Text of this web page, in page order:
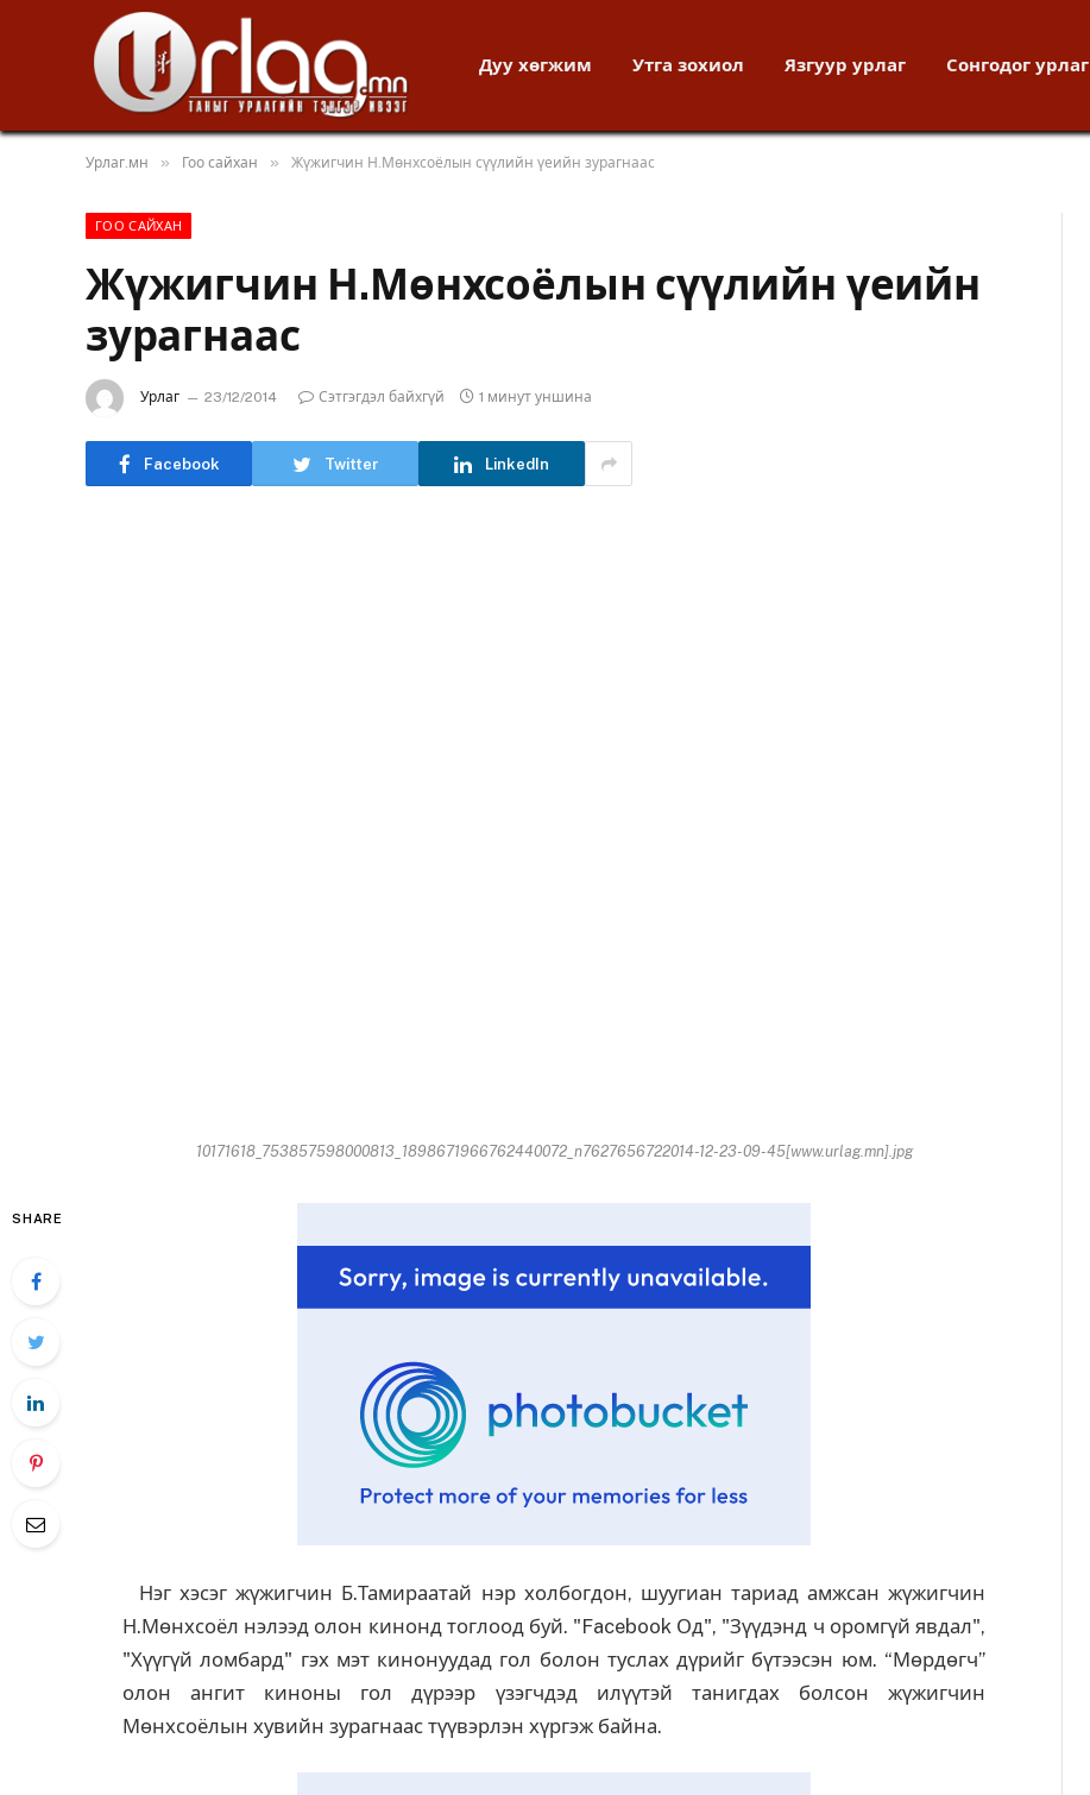
Дуу хөгжим Утга зохиол Язгуур урлаг Сонгодог урлаг
Урлаг.мн » Гоо сайхан » Жүжигчин Н.Мөнхсоёлын сүүлийн үеийн зурагнаас
ГОО САЙХАН
Жүжигчин Н.Мөнхсоёлын сүүлийн үеийн
зурагнаас
Урлаг 23/12/2014 Сэтгэгдэл байхгүй 1 минут уншина
Facebook Twitter LinkedIn
10171618_753857598000813_1898671966762440072_n7627656722014-12-23-09-45[www.urlag.mn].jpg
SHARE
Нэг хэсэг жүжигчин Б.Тамираатай нэр холбогдон, шуугиан тариад амжсан жүжигчин
Н.Мөнхсоёл нэлээд олон кинонд тоглоод буй. "Facebook Од", "Зүүдэнд ч оромгүй явдал",
"Хүүгүй ломбард" гэх мэт кинонуудад гол болон туслах дүрийг бүтээсэн юм. “Мөрдөгч”
олон ангит киноны гол дүрээр үзэгчдэд илүүтэй танигдах болсон жүжигчин
Мөнхсоёлын хувийн зурагнаас түүвэрлэн хүргэж байна.